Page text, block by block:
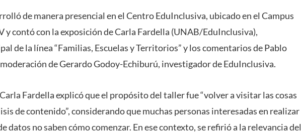
de manera presencial en el Centro EduInclusiva, ubicado en el Campus
y contó con la exposición de Carla Fardella (UNAB/EduInclusiva),
de la línea “Familias, Escuelas y Territorios” y los comentarios de Pablo
de Gerardo Godoy-Echiburú, investigador de EduInclusiva.
Fardella explicó que el propósito del taller fue “volver a visitar las cosas
de contenido”, considerando que muchas personas interesadas en realizar
datos no saben cómo comenzar. En ese contexto, se refirió a la relevancia del